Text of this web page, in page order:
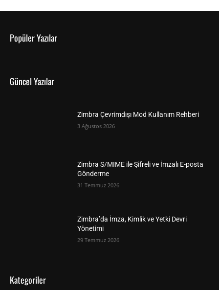
Popüler Yazılar
Güncel Yazılar
Zimbra Çevrimdışı Mod Kullanım Rehberi
3 Ağustos 2026
Zimbra S/MIME ile Şifreli ve İmzalı E-posta
Gönderme
31 Temmuz 2026
Zimbra’da İmza, Kimlik ve Yetki Devri
Yönetimi
29 Temmuz 2026
Kategoriler